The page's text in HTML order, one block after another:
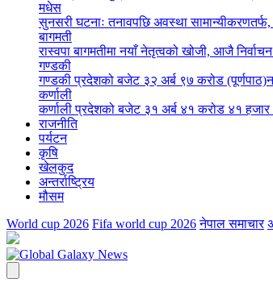
मधेस
सुनसरी घटनाः तनावपछि अवस्था सामान्यीकरणतर्फ,
बागमती
रास्वपा बागमतीमा नयाँ नेतृत्वको खोजी, आजै
गण्डकी
गण्डकी प्रदेशको बजेट ३२ अर्ब ९७ करोड (पूर्णपाठ)
कर्णाली
कर्णाली प्रदेशको बजेट ३१ अर्ब ४१ करोड ४१ हजार
राजनीति
पर्यटन
कृषि
खेलकुद
अन्तर्राष्ट्रिय
मौसम
World cup 2026 Fifa world cup 2026 नेपाल समाचार